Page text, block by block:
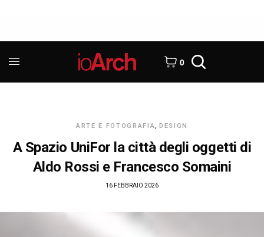
0
ARTE E FOTOGRAFIA, DESIGN
A Spazio UniFor la città degli oggetti di
Aldo Rossi e Francesco Somaini
16 FEBBRAIO 2026